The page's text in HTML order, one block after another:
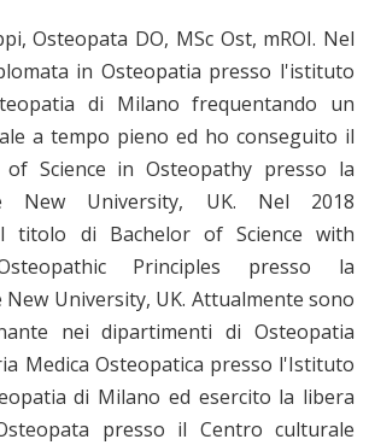
Osteopata DO, MSc Ost, mROI. Nel
in Osteopatia presso l'istituto
di Milano frequentando un
a tempo pieno ed ho conseguito il
Science in Osteopathy presso la
New University, UK. Nel 2018
titolo di Bachelor of Science with
Principles presso la
University, UK. Attualmente sono
nei dipartimenti di Osteopatia
Medica Osteopatica presso l'Istituto
di Milano ed esercito la libera
presso il Centro culturale